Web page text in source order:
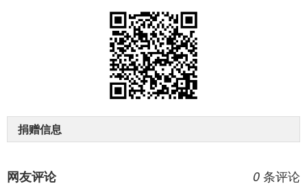
捐赠信息
0 条评论
网友评论